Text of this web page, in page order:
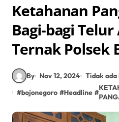
Ketahanan
Bagi-bagi
Ternak Polsek
By Nov 12, 2024 Tidak
#bojonegoro #Headline #